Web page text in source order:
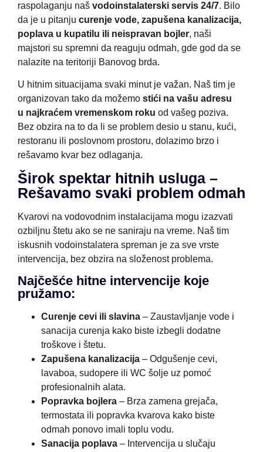
raspolaganju naš vodoinstalaterski servis 24/7. Bilo
da je u pitanju curenje vode, zapušena kanalizacija,
poplava u kupatilu ili neispravan bojler, naši
majstori su spremni da reaguju odmah, gde god da se
nalazite na teritoriji Banovog brda.
U hitnim situacijama svaki minut je važan. Naš tim je
organizovan tako da možemo stići na vašu adresu
u najkraćem vremenskom roku od vašeg poziva.
Bez obzira na to da li se problem desio u stanu, kući,
restoranu ili poslovnom prostoru, dolazimo brzo i
rešavamo kvar bez odlaganja.
Širok spektar hitnih usluga –
Rešavamo svaki problem odmah
Kvarovi na vodovodnim instalacijama mogu izazvati
ozbiljnu štetu ako se ne saniraju na vreme. Naš tim
iskusnih vodoinstalatera spreman je za sve vrste
intervencija, bez obzira na složenost problema.
Najčešće hitne intervencije koje
pružamo:
Curenje cevi ili slavina – Zaustavljanje vode i
sanacija curenja kako biste izbegli dodatne
troškove i štetu.
Zapušena kanalizacija – Odgušenje cevi,
lavaboa, sudopere ili WC šolje uz pomoć
profesionalnih alata.
Popravka bojlera – Brza zamena grejača,
termostata ili popravka kvarova kako biste
odmah ponovo imali toplu vodu.
Sanacija poplava – Intervencija u slučaju